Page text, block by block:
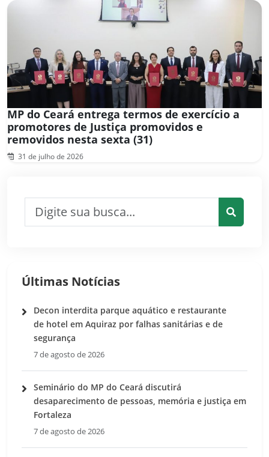
MP do Ceará entrega termos de exercício a
promotores de Justiça promovidos e
removidos nesta sexta (31)
31 de julho de 2026
Últimas Notícias
Decon interdita parque aquático e restaurante
de hotel em Aquiraz por falhas sanitárias e de
segurança
7 de agosto de 2026
Seminário do MP do Ceará discutirá
desaparecimento de pessoas, memória e justiça em
Fortaleza
7 de agosto de 2026